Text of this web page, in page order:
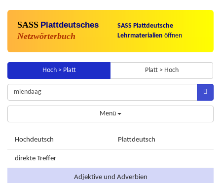
SASS Plattdeutsches
Netzwörterbuch
SASS Plattdeutsche
Lehrmaterialien öffnen
Hoch > Platt Platt > Hoch
Menü
Hochdeutsch Plattdeutsch
direkte Treffer
Adjektive und Adverbien